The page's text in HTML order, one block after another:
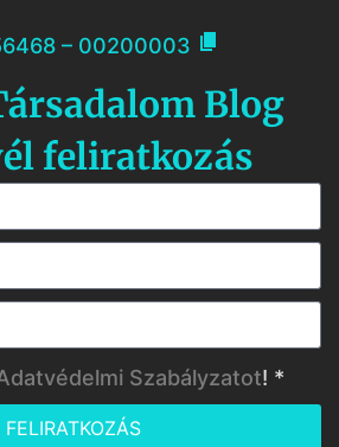
– 00200003 
Blog
feliratkozás
Szabályzatot! *
FELIRATKOZÁS